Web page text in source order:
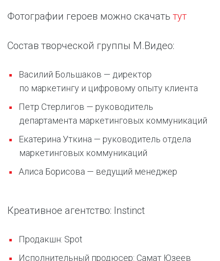
Фотографии героев можно скачать тут
Состав творческой группы М.Видео:
Василий Большаков — директор
по маркетингу и цифровому опыту клиента
Петр Стерлигов — руководитель
департамента маркетинговых коммуникаций
Екатерина Уткина — руководитель отдела
маркетинговых коммуникаций
Алиса Борисова — ведущий менеджер
Креативное агентство: Instinct
Продакшн: Spot
Исполнительный продюсер: Самат Юзеев